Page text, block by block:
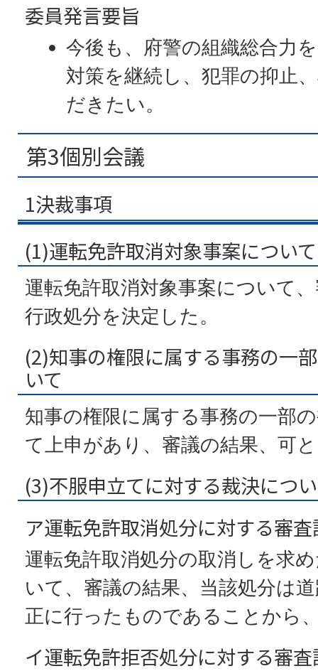
委員発言要旨
今後も、府警の組織総合力
対策を継続し、犯罪の抑止
だきたい。
第3個別会議
1決裁事項
(1)運転免許取消対象事案について
運転免許取消対象事案について
行政処分を決定した。
(2)知事の権限に属する事務の一
いて
知事の権限に属する事務の一部
て上申があり、審議の結果、可
(3)不服申立てに対する裁決につ
ア運転免許取消処分に対する審
運転免許取消処分の取消しを求
いて、審議の結果、当該処分は
正に行ったものであることから
イ運転免許拒否処分に対する審